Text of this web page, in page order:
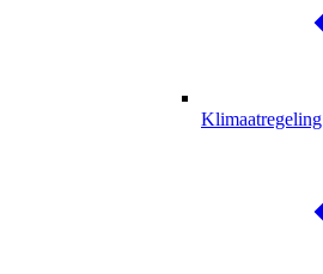
Klimaatregeling